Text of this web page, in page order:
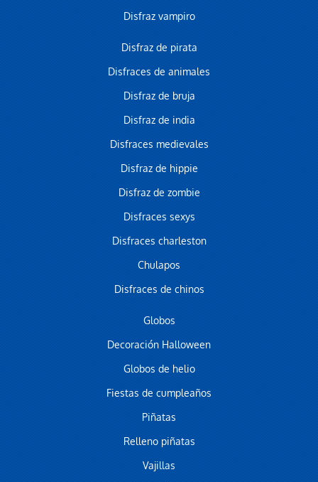
Disfraz vampiro
Disfraz de pirata
Disfraces de animales
Disfraz de bruja
Disfraz de india
Disfraces medievales
Disfraz de hippie
Disfraz de zombie
Disfraces sexys
Disfraces charleston
Chulapos
Disfraces de chinos
Globos
Decoración Halloween
Globos de helio
Fiestas de cumpleaños
Piñatas
Relleno piñatas
Vajillas